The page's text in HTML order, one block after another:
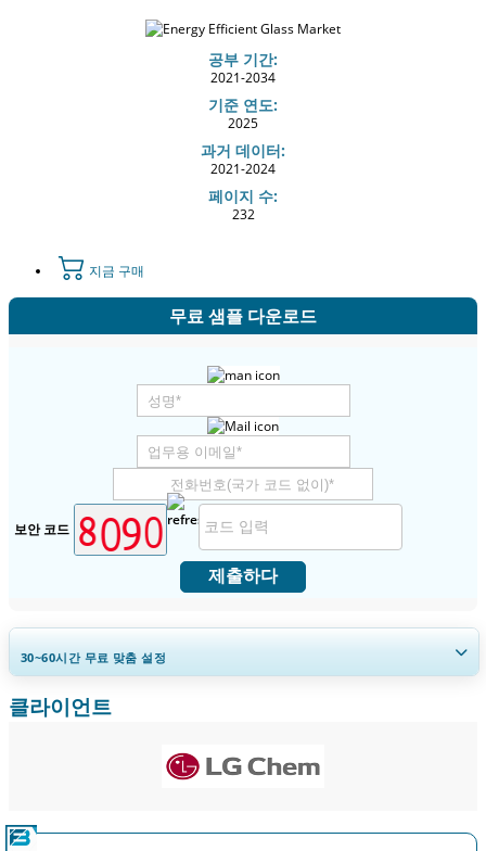
공부 기간:
2021-2034
기준 연도:
2025
과거 데이터:
2021-2024
페이지 수:
232
지금 구매
무료 샘플 다운로드
보안 코드
제출하다
30~60시간무료 맞춤 설정
지역 및 국가 범위 확장, 세그먼트 분석, 기업 프로필, 경쟁 벤치마킹, 및 최
지금 맞춤 설정
클라이언트